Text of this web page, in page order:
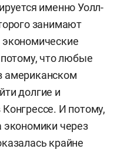
именно Уолл-
занимают
что любые
американском
долгие и
И потому,
экономики через
крайне